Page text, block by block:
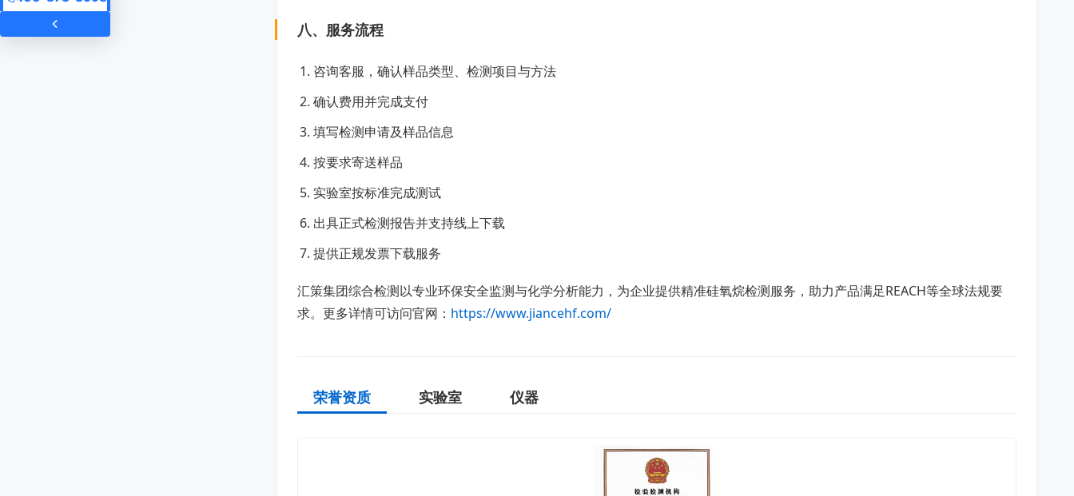
八、服务流程
咨询客服，确认样品类型、检测项目与方法
确认费用并完成支付
填写检测申请及样品信息
按要求寄送样品
实验室按标准完成测试
出具正式检测报告并支持线上下载
提供正规发票下载服务
汇策集团综合检测以专业环保安全监测与化学分析能力，为企业提供精准硅氧烷检测服务，助力产品满足REACH等全球法规要
求。更多详情可访问官网： https://www.jiancehf.com/
荣誉资质 实验室 仪器